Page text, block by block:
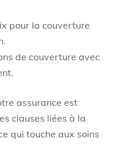
pour la couverture
de couverture avec
assurance est
clauses liées à la
qui touche aux soins